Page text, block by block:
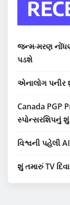
જન્મ-મરણ
પડશે
એનાલોગ પનીર
Canada PGP
સ્પોન્સરશિપનું
વિશ્વની પહેલી
શું તમારું TV